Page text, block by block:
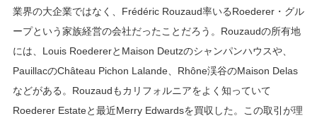
業界の大企業ではなく、Frédéric Rouzaud率いるRoederer・グル
ープという家族経営の会社だったことだろう。Rouzaudの所有地
には、Louis RoedererとMaison Deutzのシャンパンハウスや、
PauillacのChâteau Pichon Lalande、Rhône渓谷のMaison Delas
などがある。Rouzaudもカリフォルニアをよく知っていて
Roederer Estateと最近Merry Edwardsを買収した。この取引が理